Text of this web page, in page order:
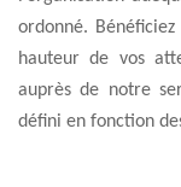
ordonné.
hauteur de vos
auprès de notre
défini en fonction